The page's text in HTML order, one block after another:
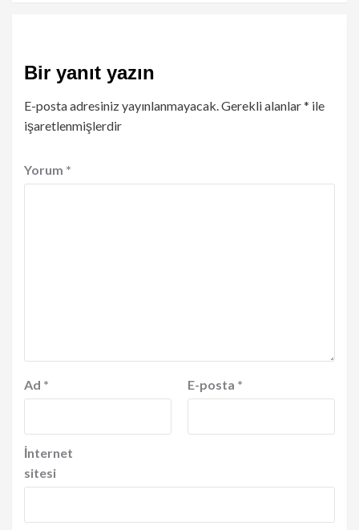
Bir yanıt yazın
E-posta adresiniz yayınlanmayacak. Gerekli alanlar* ile
işaretlenmişlerdir
Yorum *
Ad * E-posta *
İnternet
sitesi